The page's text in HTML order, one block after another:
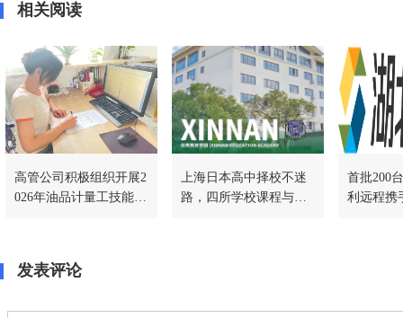
相关阅读
高管公司积极组织开展2
026年油品计量工技能竞
上海日本高中择校不迷
路，四所学校课程与升
首批200
利远程携
发表评论